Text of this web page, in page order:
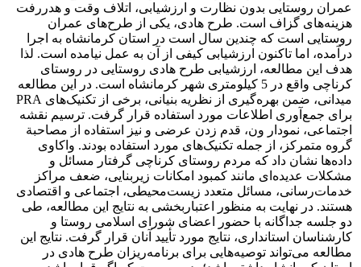
عمران روستایی بدون نظارت و ارزشیابی، اتلاف وقت و هدررفت
هزینه‌های گزاف است. طرح هادی، یکی از طرح‌های عمران
روستایی است که چندین سال است در استان کرمانشاه به اجرا
درآمده، اما تاکنون ارزشیابی کیفی از آن به عمل نیامده است. لذا
هدف این مطالعه، ارزشیابی طرح هادی روستایی در روستای
کرناچی واقع در 5 کیلومتری شهر کرمانشاه است. در این مطالعه
میدانی، ضمن بهره‌گیری از نظریه بنیانی، برخی از تکنیک‌های PRA
برای جمع‌آوری اطلاعات مورد استفاده قرار گرفت. ترسیم نقشه
اجتماعی، نمودار ون، قدم زدن عرضی و نیز استفاده از مصاحبة
گروه متمرکز، از جمله تکنیک‌های مورد استفاده بودند. واکاوی
داده‌ها نشان داد که مردم روستای کرناچی گرفتار مسائل و
مشکلات عدیده‌ای مانند کمبود امکانات زیربنایی، ضعف مراکز
خدمات‌رسانی، مسائل متعدد زیست‌محیطی، اجتماعی و اقتصادی
هستند. در نهایت به منظور اعتباربخشی به نتایج این مطالعه، طی
دو جلسه جداگانه با حضور اعضای شورای اسلامی روستا و
کارشناسان استانداری، نتایج مورد تأیید آنان قرار گرفت. نتایج این
مطالعه می‌تواند توصیه‌هایی برای برنامه‌ریزان طرح هادی در